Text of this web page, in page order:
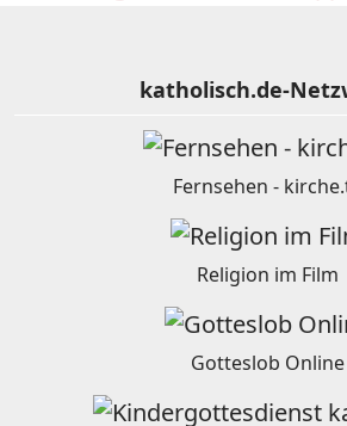
katholisch.de-
Fernsehen -
Religion im Film
Gotteslob Online